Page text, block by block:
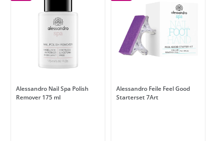
Alessandro Nail Spa Polish
Remover 175 ml
Alessandro Feile Feel Good
Starterset 7Art